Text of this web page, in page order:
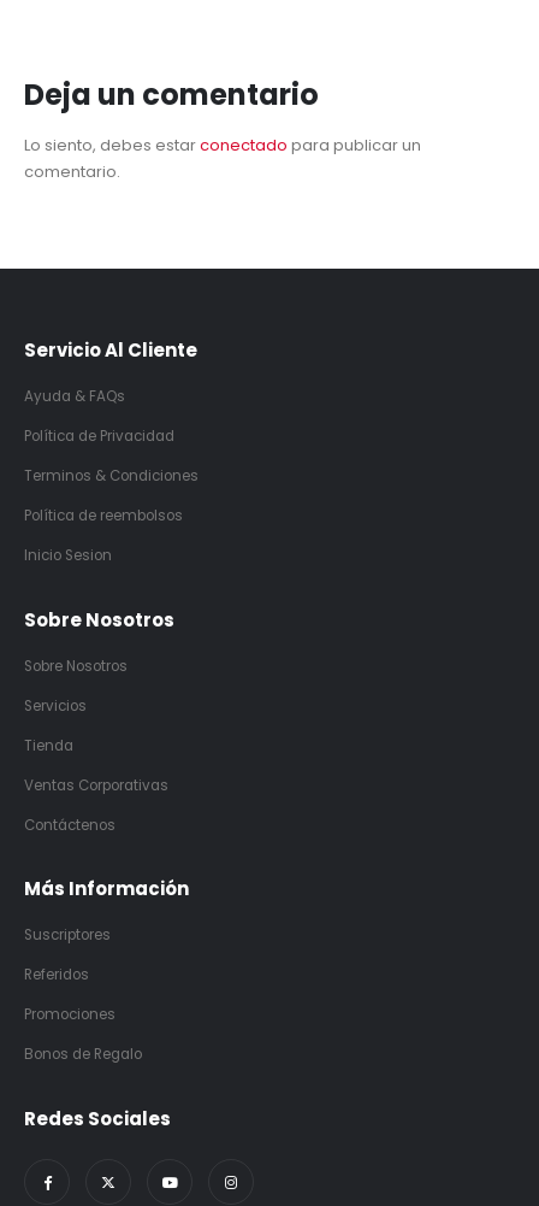
Deja un comentario
Lo siento, debes estarconectado para publicar un
comentario.
Servicio Al Cliente
Ayuda & FAQs
Política de Privacidad
Terminos & Condiciones
Política de reembolsos
Inicio Sesion
Sobre Nosotros
Sobre Nosotros
Servicios
Tienda
Ventas Corporativas
Contáctenos
Más Información
Suscriptores
Referidos
Promociones
Bonos de Regalo
Redes Sociales